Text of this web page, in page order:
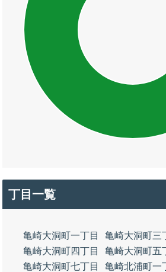
丁目一覧
亀崎大洞町一丁目
亀崎大洞町三
亀崎大洞町四丁目
亀崎大洞町五
亀崎大洞町七丁目
亀崎北浦町一